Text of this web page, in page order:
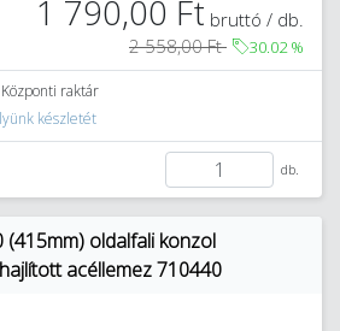
1 790,00 Ft bruttó / db.
2 558,00 Ft
30.02%
Központi raktár
készletét
db.
(415mm) oldalfali konzol
acéllemez 710440